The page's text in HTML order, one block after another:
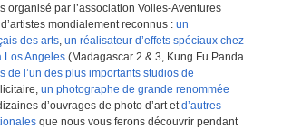
organisé par l’association Voiles-Aventures
mondialement reconnus : un
des arts, un réalisateur d’effets spéciaux chez
Los Angeles (Madagascar 2 & 3, Kung Fu Panda
de l’un des plus importants studios de
un photographe de grande renommée
d’ouvrages de photo d’art etd’autres
que nous vous ferons découvrir pendant